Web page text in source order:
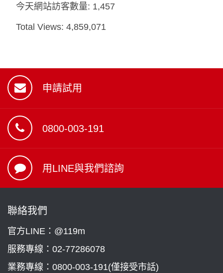
今天網站訪客數量: 1,457
Total Views:4,859,071
申請試用
0800-003-191
用LINE與我們諮詢
聯絡我們
官方LINE：@119m
服務專線： 02-77286078
業務專線： 0800-003-191(僅接受市話)